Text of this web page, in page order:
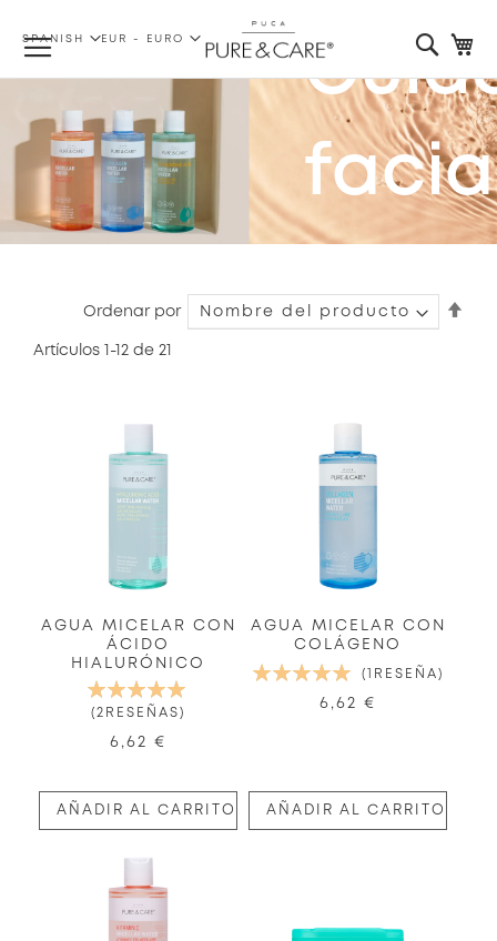
LENGUAJE
SPANISH
MONEDA
EUR - EURO
Artículos -12 de 21
Ordenar por
AGUA MICELAR CON
ÁCIDO
HIALURÓNICO
VALORACIÓN:
100%
2 RESEÑAS
6,62 €
AÑADIR AL CARRITO
AGUA MICELAR CON
COLÁGENO
VALORACIÓN:RESEÑA
6,62 €
AÑADIR AL CARRITO